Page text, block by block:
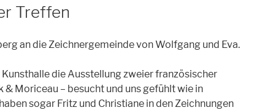
Treffen
an die Zeichnergemeinde von Wolfgang und Eva.
die Ausstellung zweier französischer
& Moriceau – besucht und uns gefühlt wie in
sogar Fritz und Christiane in den Zeichnungen